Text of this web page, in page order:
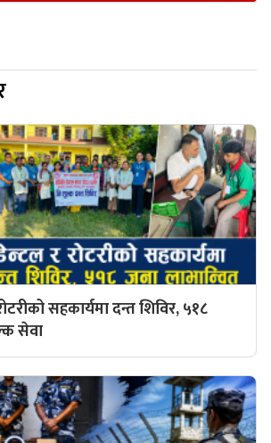
सहकार्यमा दन्त शिविर, ५१८
सेवा